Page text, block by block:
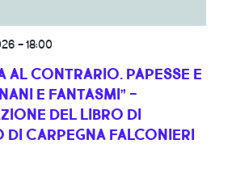
-18:00
AL CONTRARIO. PAPESSE E
E FANTASMI” -
DEL LIBRO DI
CARPEGNA FALCONIERI